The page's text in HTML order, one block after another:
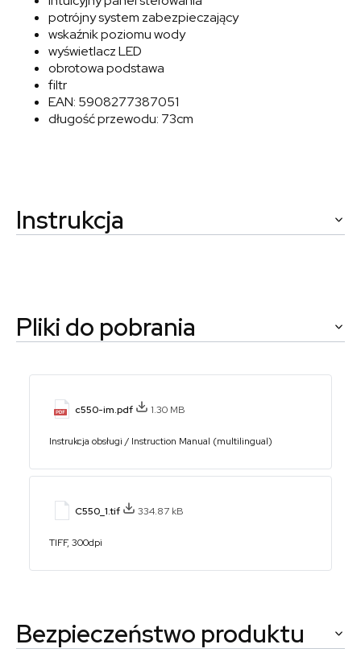
potrójny system zabezpieczający
wskaźnik poziomu wody
wyświetlacz LED
obrotowa podstawa
filtr
EAN: 5908277387051
długość przewodu: 73cm
Instrukcja
Pliki do pobrania
c550-im.pdf 1.30 MB
Instrukcja obsługi / Instruction Manual (multilingual)
C550_1.tif 334.87 kB
TIFF, 300dpi
Bezpieczeństwo produktu